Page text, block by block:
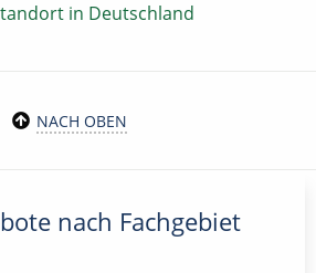
in Deutschland
NACH OBEN
nach Fachgebiet